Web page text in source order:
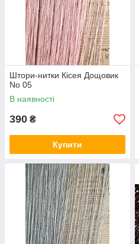
Штори-нитки Кісея Дощовик
No 05
В наявності
390 ₴
Купити